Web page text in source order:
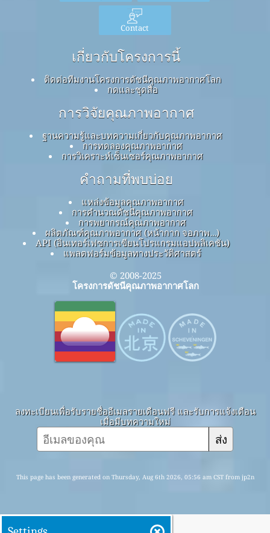
Contact
เกี่ยวกับโครงการนี้
ติดต่อทีมงานโครงการดัชนีคุณภาพอากาศโลก
กดและชุดสื่อ
การวิจัยคุณภาพอากาศ
ฐานความรู้และบทความเกี่ยวกับคุณภาพอากาศ
การทดลองคุณภาพอากาศ
การวิเคราะห์เซ็นเซอร์คุณภาพอากาศ
คำถามที่พบบ่อย
แหล่งข้อมูลคุณภาพอากาศ
การคำนวณดัชนีคุณภาพอากาศ
การพยากรณ์คุณภาพอากาศ
ผลิตภัณฑ์คุณภาพอากาศ (หน้ากาก จอภาพ…)
API (อินเทอร์เฟซการเขียนโปรแกรมแอปพลิเคชัน)
แพลตฟอร์มข้อมูลทางประวัติศาสตร์
© 2008-2025
โครงการดัชนีคุณภาพอากาศโลก
ลงทะเบียนเพื่อรับรายชื่ออีเมลรายเดือนฟรี และรับการแจ้งเตือน
เมื่อมีบทความใหม่
ส่ง
This page has been generated on Thursday, Aug 6th 2026, 05:56 am CST from jp2n